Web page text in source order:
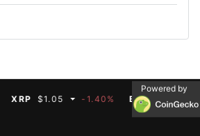
$1.05 -1.40% BNB $592.50 -
Powered by